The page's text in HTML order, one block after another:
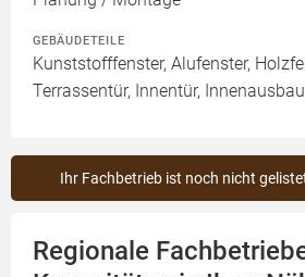
GEBÄUDETEILE
Kunststofffenster, Alufenster,
Terrassentür, Innentür, Innenausbau
Ihr Fachbetrieb ist noch nicht
Regionale